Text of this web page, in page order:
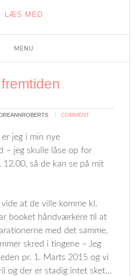
LÆS MED
COMMENT
er jeg i min nye
– jeg skulle låse op for
så de kan se på mit
at de ville komme kl.
booket håndværkere til at
med det samme,
skred i tingene – Jeg
pr. 1. Marts 2015 og vi
og der er stadig intet sket…